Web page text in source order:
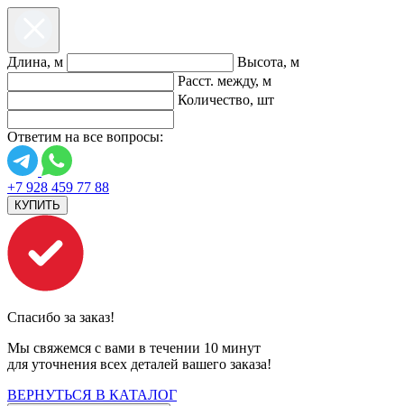
Длина, м
Высота, м
Расст. между, м
Количество, шт
Ответим на все вопросы:
+7 928 459 77 88
КУПИТЬ
Спасибо за заказ!
Мы свяжемся с вами в течении 10 минут
для уточнения всех деталей вашего заказа!
ВЕРНУТЬСЯ В КАТАЛОГ